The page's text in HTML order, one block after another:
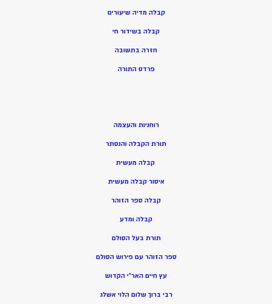
קבלה מדיה שיעורים
קבלה בשידור חי
חזרה בתשובה
פרדס התורה
רוחניות והעצמה
תורת הקבלה והנסתר
קבלה מעשית
איסור קבלה מעשית
קבלה ספר הזוהר
קבלה ומדע
תורת בעל הסולם
ספר הזוהר עם פירוש הסולם
עץ חיים האר”י הקדוש
רבי ברוך שלום הלוי אשלג